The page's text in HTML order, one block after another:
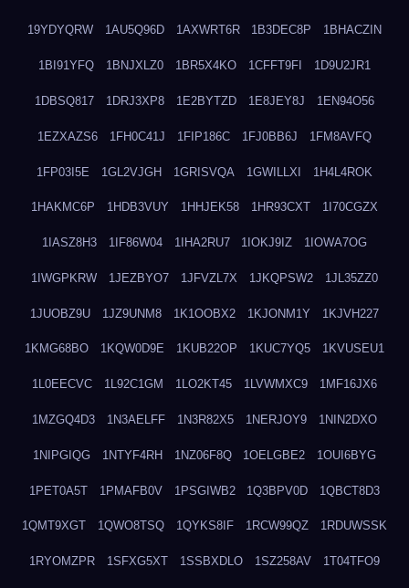
19YDYQRW 1AU5Q96D 1AXWRT6R 1B3DEC8P 1BHACZIN
1BI91YFQ 1BNJXLZ0 1BR5X4KO 1CFFT9FI 1D9U2JR1
1DBSQ817 1DRJ3XP8 1E2BYTZD 1E8JEY8J 1EN94O56
1EZXAZS6 1FH0C41J 1FIP186C 1FJ0BB6J 1FM8AVFQ
1FP03I5E 1GL2VJGH 1GRISVQA 1GWILLXI 1H4L4ROK
1HAKMC6P 1HDB3VUY 1HHJEK58 1HR93CXT 1I70CGZX
1IASZ8H3 1IF86W04 1IHA2RU7 1IOKJ9IZ 1IOWA7OG
1IWGPKRW 1JEZBYO7 1JFVZL7X 1JKQPSW2 1JL35ZZ0
1JUOBZ9U 1JZ9UNM8 1K1OOBX2 1KJONM1Y 1KJVH227
1KMG68BO 1KQW0D9E 1KUB22OP 1KUC7YQ5 1KVUSEU1
1L0EECVC 1L92C1GM 1LO2KT45 1LVWMXC9 1MF16JX6
1MZGQ4D3 1N3AELFF 1N3R82X5 1NERJOY9 1NIN2DXO
1NIPGIQG 1NTYF4RH 1NZ06F8Q 1OELGBE2 1OUI6BYG
1PET0A5T 1PMAFB0V 1PSGIWB2 1Q3BPV0D 1QBCT8D3
1QMT9XGT 1QWO8TSQ 1QYKS8IF 1RCW99QZ 1RDUWSSK
1RYOMZPR 1SFXG5XT 1SSBXDLO 1SZ258AV 1T04TFO9